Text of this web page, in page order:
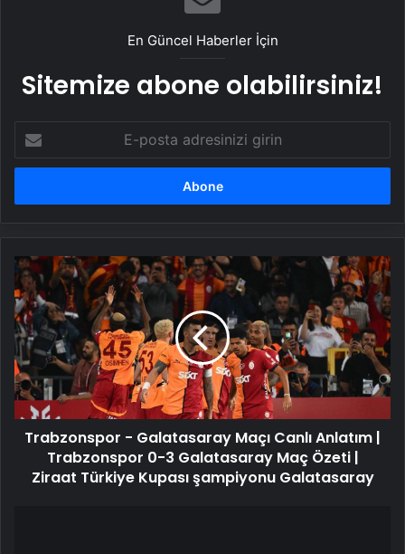
En Güncel Haberler İçin
Sitemize abone olabilirsiniz!
posta
adresinizi
Trabzonspor
-
Galatasaray
Maçı
Canlı
Anlatım
|
Trabzonspor
0-
Galatasaray
Maç
Trabzonspor - Galatasaray Maçı Canlı Anlatım |
Trabzonspor 0-3 Galatasaray Maç Özeti |
Ziraat Türkiye Kupası şampiyonu Galatasaray